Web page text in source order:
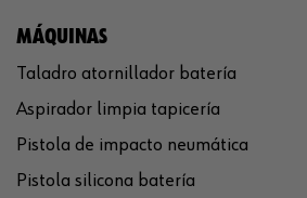
MÁQUINAS
Taladro atornillador batería
Aspirador limpia tapicería
Pistola de impacto neumática
Pistola silicona batería